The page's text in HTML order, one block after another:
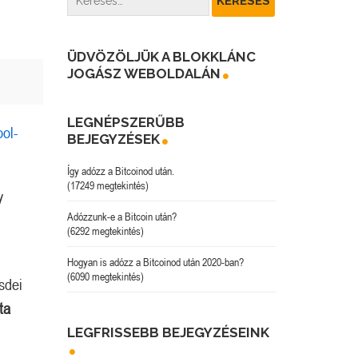
ÜDVÖZÖLJÜK A BLOKKLÁNC
JOGÁSZ WEBOLDALÁN
LEGNÉPSZERŰBB
BEJEGYZÉSEK
Így adózz a Bitcoinod után.
(17249 megtekintés)
Adózzunk-e a Bitcoin után?
(6292 megtekintés)
Hogyan is adózz a Bitcoinod után 2020-ban?
(6090 megtekintés)
LEGFRISSEBB BEJEGYZÉSEINK